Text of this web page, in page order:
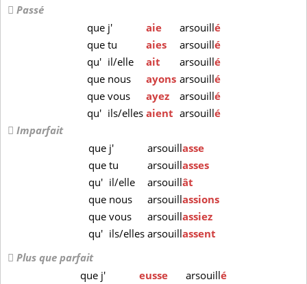
Passé
que j' aie arsouillé
que tu aies arsouillé
qu' il/elle ait arsouillé
que nous ayons arsouillé
que vous ayez arsouillé
qu' ils/elles aient arsouillé
Imparfait
que j' arsouillasse
que tu arsouillasses
qu' il/elle arsouillât
que nous arsouillassions
que vous arsouillassiez
qu' ils/elles arsouillassent
Plus que parfait
que j' eusse arsouillé